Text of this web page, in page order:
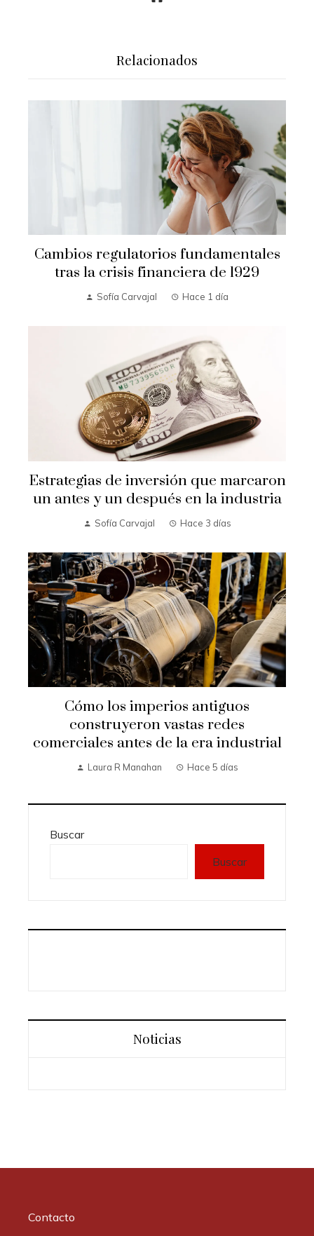
Relacionados
Cambios regulatorios fundamentales
tras la crisis financiera de 1929
Sofía Carvajal Hace 1 día
Estrategias de inversión que marcaron
un antes y un después en la industria
Sofía Carvajal Hace 3 días
Cómo los imperios antiguos
construyeron vastas redes
comerciales antes de la era industrial
Laura R Manahan Hace 5 días
Buscar
Buscar
Noticias
Contacto